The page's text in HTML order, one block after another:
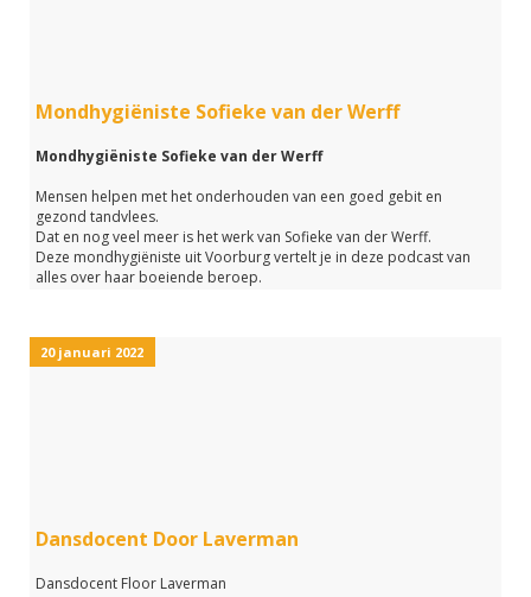
Mondhygiëniste Sofieke van der Werff
Mondhygiëniste Sofieke van der Werff
Mensen helpen met het onderhouden van een goed gebit en
gezond tandvlees.
Dat en nog veel meer is het werk van Sofieke van der Werff.
Deze mondhygiëniste uit Voorburg vertelt je in deze podcast van
alles over haar boeiende beroep.
In deze podcast krijg op je deze en nog veel meer vragen het
antwoord van Sofieke.
20 januari 2022
Dansdocent Door Laverman
Dansdocent Floor Laverman